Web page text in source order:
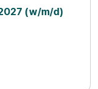
(w/m/d)